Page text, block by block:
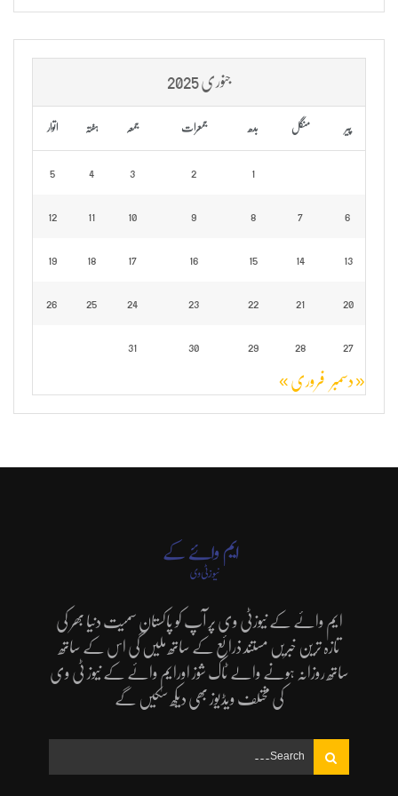
جنوری 2025
پیر منگل بدھ جمعرات جمعہ ہفتہ اتوار
1
2
3
4
5
6
7
8
9
10
11
12
13
14
15
16
17
18
19
20
21
22
23
24
25
26
27
28
29
30
31
« دسمبر فروری »
ایم وائے کے نیوزٹی وی پر آپ کو پاکستان سمیت دنیا بھر کی
تازہ ترین خبریں مستند ذرائع کے ساتھ ملیں گی اس کے ساتھ
ساتھ روزانہ ہونے والے ٹاک شوز اورایم وائے کے نیوز ٹی وی
کی مختلف ویڈیوز بھی دیکھ سکیں گے